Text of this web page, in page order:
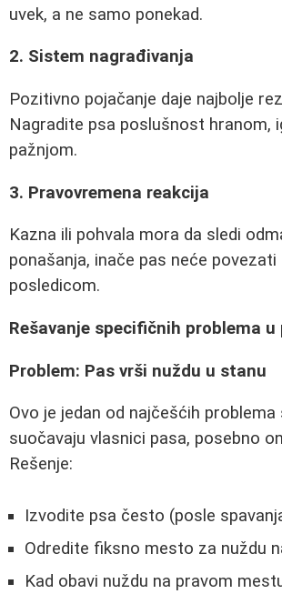
uvek, a ne samo ponekad.
2. Sistem nagrađivanja
Pozitivno pojačanje daje najbolje
Nagradite psa poslušnost hranom,
pažnjom.
3. Pravovremena reakcija
Kazna ili pohvala mora da sledi
ponašanja, inače pas neće povezati
posledicom.
Rešavanje specifičnih problema u
Problem: Pas vrši nuždu u stanu
Ovo je jedan od najčešćih problema
suočavaju vlasnici pasa, posebno
Rešenje:
Izvodite psa često (posle
Odredite fiksno mesto za nuždu
Kad obavi nuždu na pravom